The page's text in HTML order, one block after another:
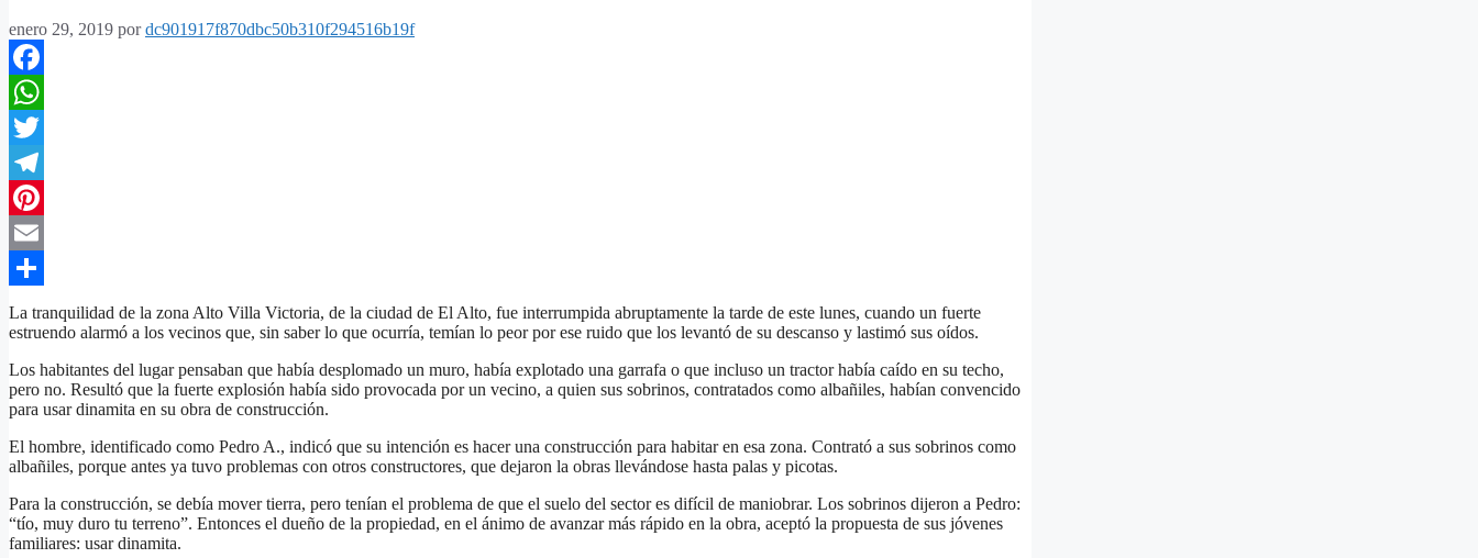
enero 29, 2019 pordc901917f870dbc50b310f294516b19f
Facebook
WhatsApp
Twitter
Telegram
Pinterest
Email
Compartir
La tranquilidad de la zona Alto Villa Victoria, de la ciudad de El Alto, fue interrumpida abruptamente la tarde de este lunes, cuando un fuerte
estruendo alarmó a los vecinos que, sin saber lo que ocurría, temían lo peor por ese ruido que los levantó de su descanso y lastimó sus oídos.
Los habitantes del lugar pensaban que había desplomado un muro, había explotado una garrafa o que incluso un tractor había caído en su techo,
pero no. Resultó que la fuerte explosión había sido provocada por un vecino, a quien sus sobrinos, contratados como albañiles, habían convencido
para usar dinamita en su obra de construcción.
El hombre, identificado como Pedro A., indicó que su intención es hacer una construcción para habitar en esa zona. Contrató a sus sobrinos como
albañiles, porque antes ya tuvo problemas con otros constructores, que dejaron la obras llevándose hasta palas y picotas.
Para la construcción, se debía mover tierra, pero tenían el problema de que el suelo del sector es difícil de maniobrar. Los sobrinos dijeron a Pedro:
“tío, muy duro tu terreno”. Entonces el dueño de la propiedad, en el ánimo de avanzar más rápido en la obra, aceptó la propuesta de sus jóvenes
familiares: usar dinamita.